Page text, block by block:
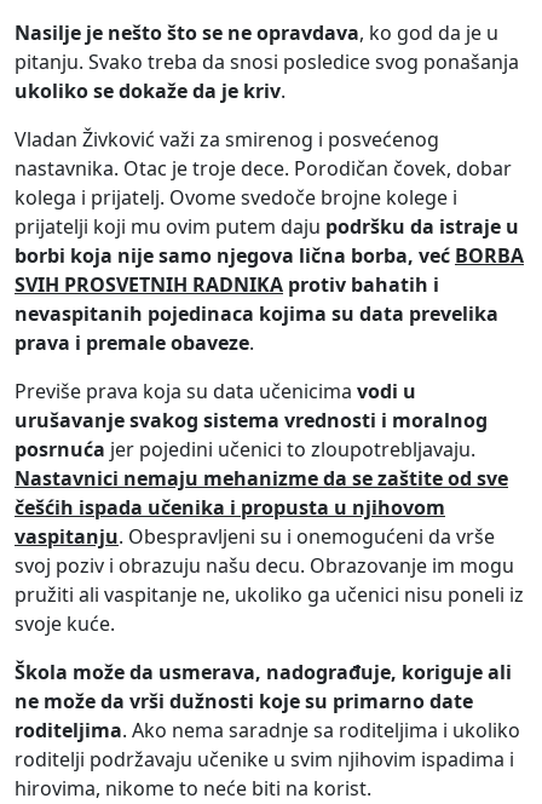
Nasilje je nešto što se ne opravdava, ko god da je u
pitanju. Svako treba da snosi posledice svog ponašanja
ukoliko se dokaže da je kriv.
Vladan Živković važi za smirenog i posvećenog
nastavnika. Otac je troje dece. Porodičan čovek, dobar
kolega i prijatelj. Ovome svedoče brojne kolege i
prijatelji koji mu ovim putem daju podršku da istraje u
borbi koja nije samo njegova lična borba, već BORBA
SVIH PROSVETNIH RADNIKA protiv bahatih i
nevaspitanih pojedinaca kojima su data prevelika
prava i premale obaveze.
Previše prava koja su data učenicima vodi u
urušavanje svakog sistema vrednosti i moralnog
posrnuća jer pojedini učenici to zloupotrebljavaju.
Nastavnici nemaju mehanizme da se zaštite od sve
češćih ispada učenika i propusta u njihovom
vaspitanju. Obespravljeni su i onemogućeni da vrše
svoj poziv i obrazuju našu decu. Obrazovanje im mogu
pružiti ali vaspitanje ne, ukoliko ga učenici nisu poneli iz
svoje kuće.
Škola može da usmerava, nadograđuje, koriguje ali
ne može da vrši dužnosti koje su primarno date
roditeljima. Ako nema saradnje sa roditeljima i ukoliko
roditelji podržavaju učenike u svim njihovim ispadima i
hirovima, nikome to neće biti na korist.